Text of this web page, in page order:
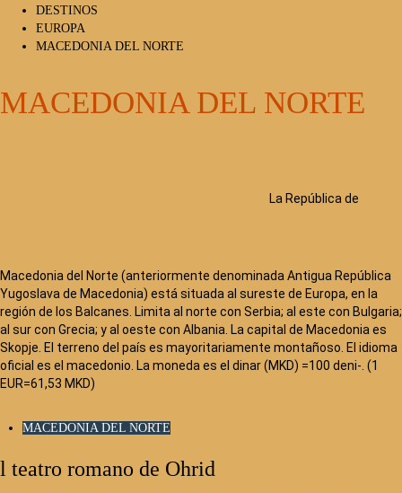
DESTINOS
EUROPA
MACEDONIA DEL NORTE
MACEDONIA DEL NORTE
La República de
Macedonia del Norte (anteriormente denominada Antigua República
Yugoslava de Macedonia) está situada al sureste de Europa, en la
región de los Balcanes. Limita al norte con Serbia; al este con Bulgaria;
al sur con Grecia; y al oeste con Albania. La capital de Macedonia es
Skopje. El terreno del país es mayoritariamente montañoso. El idioma
oficial es el macedonio. La moneda es el dinar (MKD) =100 deni-. (1
EUR=61,53 MKD)
MACEDONIA DEL NORTE
teatro romano de Ohrid